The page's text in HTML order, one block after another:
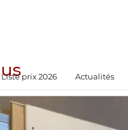
Liste prix 2026 Actualités